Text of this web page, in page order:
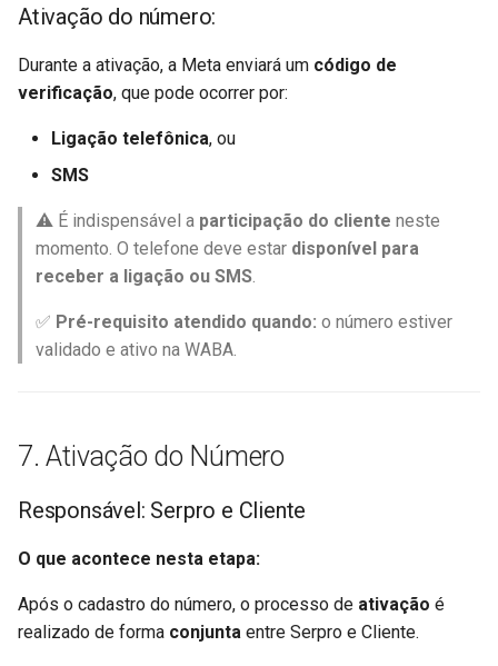
Ativação do número:
Durante a ativação, a Meta enviará um código de
verificação, que pode ocorrer por:
Ligação telefônica, ou
SMS
⚠️ É indispensável a participação do cliente neste
momento. O telefone deve estar disponível para
receber a ligação ou SMS.
✅ Pré-requisito atendido quando: o número estiver
validado e ativo na WABA.
7. Ativação do Número
Responsável: Serpro e Cliente
O que acontece nesta etapa:
Após o cadastro do número, o processo de ativação é
realizado de forma conjunta entre Serpro e Cliente.